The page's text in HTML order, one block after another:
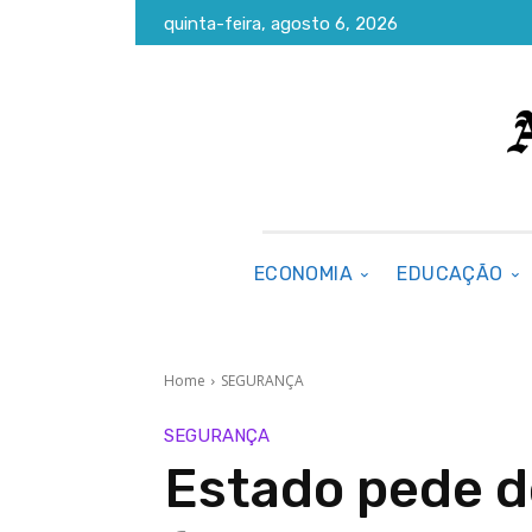
quinta-feira, agosto 6, 2026
ECONOMIA EDUCAÇÃO
Home SEGURANÇA
SEGURANÇA
Estado pede